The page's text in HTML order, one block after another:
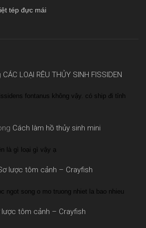
tép đực mái
CÁC LOẠI RÊU THỦY SINH FISSIDEN
fontanus không vậy. có ship đi tỉnh
Cách làm hồ thủy sinh mini
là gì loại gì vậy ạ
lược tôm cảnh – Crayfish
ngot song o mo truong nhiet la bao nhieu
lược tôm cảnh – Crayfish